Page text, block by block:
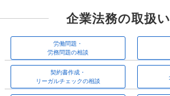
企業法務の取扱
労働問題・
労務問題の相談
契約書作成・
リーガルチェックの相談